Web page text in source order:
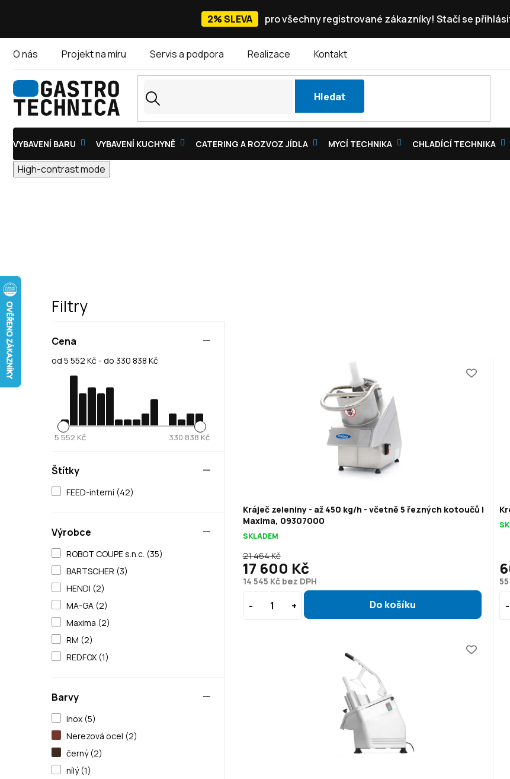
2% SLEVA pro všechny registrované zákazníky! Stačí se
O nás Projekt na míru Servis a podpora Realizace Kontakt
Hledat
VYBAVENÍ BARU VYBAVENÍ KUCHYNĚ CATERING A ROZVOZ JÍDLA MYCÍ TECHNIKA CHLADÍCÍ TECHNIKA
High-contrast mode
Filtry
Cena
od 5 552 Kč - do 330 838 Kč
5 552 Kč 330 838 Kč
Štítky
FEED-interní (42)
Výrobce
ROBOT COUPE s.n.c. (35)
BARTSCHER (3)
HENDI (2)
MA-GA (2)
Maxima (2)
RM (2)
REDFOX (1)
Barvy
inox (5)
Nerezová ocel (2)
černý (2)
nílý (1)
Kráječ zeleniny - až 450 kg/h - včetně 5 řezných kotoučů |
Maxima, 09307000
SKLADEM
14 545 Kč bez DPH
21 464 Kč
17 600 Kč